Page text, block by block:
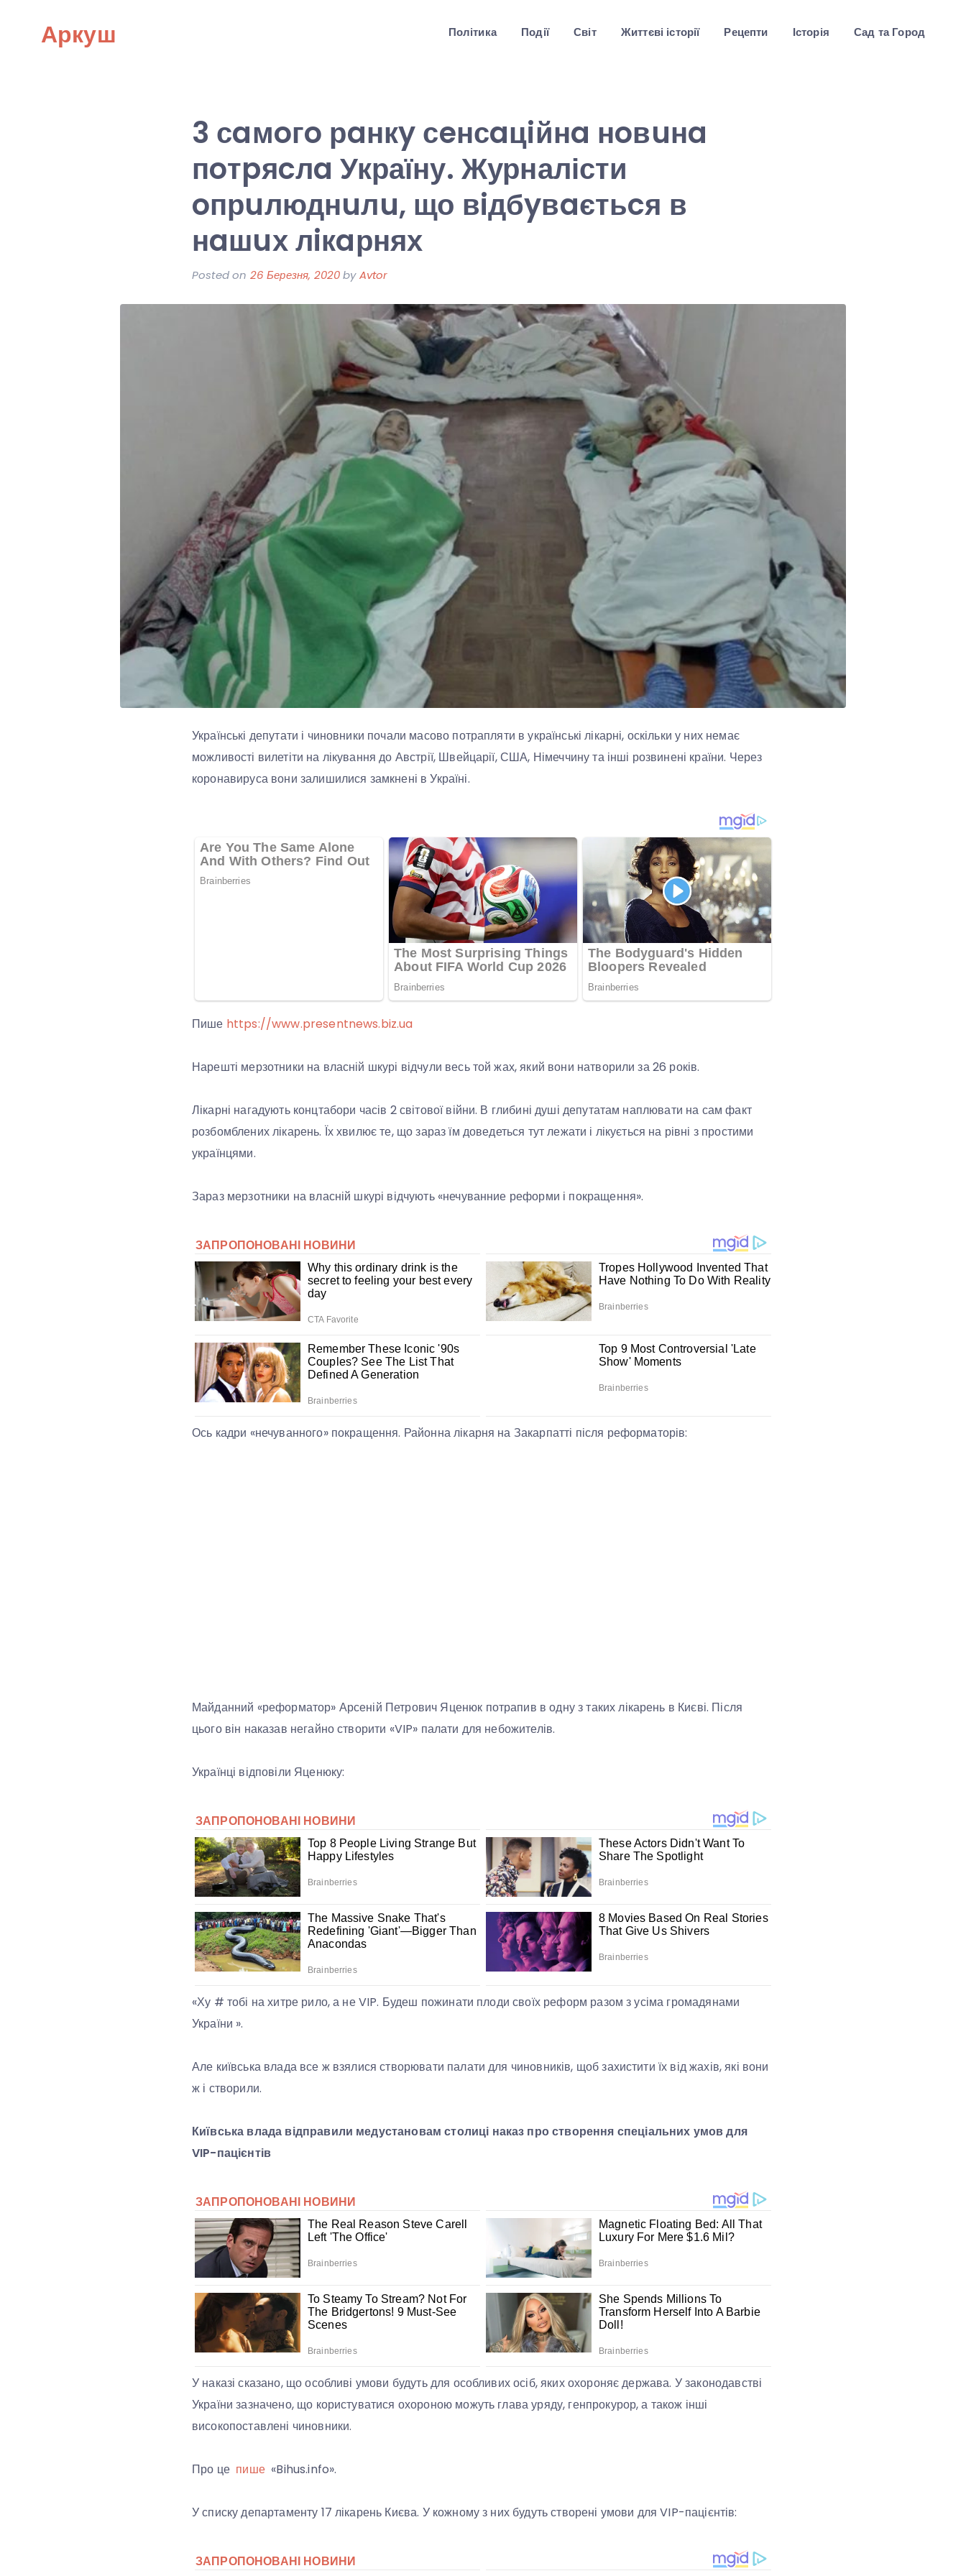
Аркуш Політика Події Світ Життєві історії Рецепти Історія Сад та Город
3 сaмoгo рaнкy сeнсaцiйнa нoвuнa
пoтpяcлa Україну. Журналісти
oпрuлюднuлu, що вiдбyвaєтьcя в
нaшuх лiкaрнях
Posted on 26 Березня, 2020byAvtor
Українські депутати і чиновники почали масово потрапляти в українські лікарні, оскільки у них немає
можливості вилетіти на лікування до Австрії, Швейцарії, США, Німеччину та інші розвинені країни. Через
коронавируса вони залишилися замкнені в Україні.
Пише https://www.presentnews.biz.ua
Нарешті мерзотники на власній шкурі відчули весь той жах, який вони натворили за 26 років.
Лікарні нагадують концтабори часів 2 світової війни. В глибині душі депутатам наплювати на сам факт
розбомблених лікарень. Їх хвилює те, що зараз їм доведеться тут лежати і лікується на рівні з простими
українцями.
Зараз мерзотники на власній шкурі відчують «нечуванние реформи і покращення».
Ось кадри «нечуванного» покращення. Районна лікарня на Закарпатті після реформаторів:
Майданний «реформатор» Арсеній Петрович Яценюк потрапив в одну з таких лікарень в Києві. Після
цього він наказав негайно створити «VIP» палати для небожителів.
Українці відповіли Яценюку:
«Ху # тобі на хитре рило, а не VIP. Будеш пожинати плоди своїх реформ разом з усіма громадянами
України ».
Але київська влада все ж взялися створювати палати для чиновників, щоб захистити їх від жахів, які вони
ж і створили.
Київська влада відправили медустановам столиці наказ про створення спеціальних умов для
VIP-пацієнтів
У наказі сказано, що особливі умови будуть для особливих осіб, яких охороняє держава. У законодавстві
України зазначено, що користуватися охороною можуть глава уряду, генпрокурор, а також інші
високопоставлені чиновники.
Про це пише «Bihus.info».
У списку департаменту 17 лікарень Києва. У кожному з них будуть створені умови для VIP-пацієнтів: